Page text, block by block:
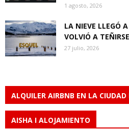
1 agosto, 2026
LA NIEVE LLEGÓ
VOLVIÓ A
27 julio, 2026
ALQUILER AIRBNB EN LA
AISHA I ALOJAMIENTO